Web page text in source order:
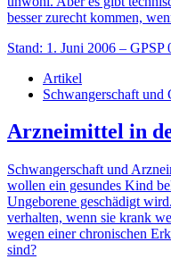
besser zurecht kommen,
Stand: 1. Juni 2006 – GPSP
Artikel
Schwangerschaft und
Arzneimittel in
Schwangerschaft und
wollen ein gesundes Kind
Ungeborene geschädigt
verhalten, wenn sie krank
wegen einer chronischen
sind?